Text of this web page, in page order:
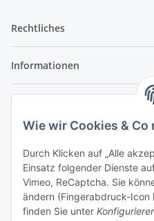
Wie wir Cookies & Co
Durch Klicken auf „Alle
Einsatz folgender Dienste
Vimeo, ReCaptcha. Sie
ändern (Fingerabdruck-Icon
finden Sie unter
Rechtliches
Informationen
Wir sind kein
Spielwarenverordnung
Die meisten der von uns
nur für ein
Produkte gehören nicht in